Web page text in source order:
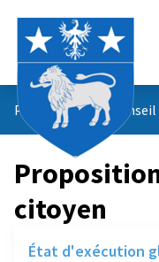
Propositions du
citoyen
État d'exécution